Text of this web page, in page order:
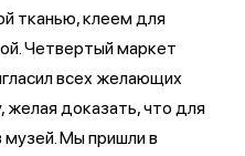
тканью, клеем для
Четвертый маркет
всех желающих
желая доказать, что для
музей. Мы пришли в